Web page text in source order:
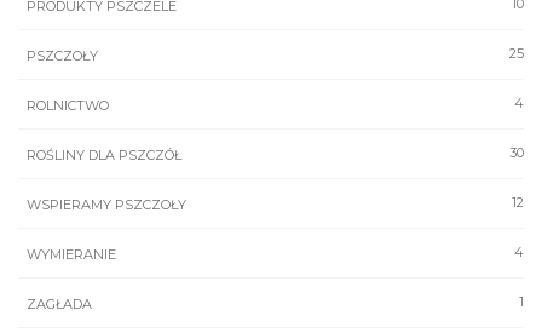
10
PRODUKTY PSZCZELE
25
PSZCZOŁY
4
ROLNICTWO
30
ROŚLINY DLA PSZCZÓŁ
12
WSPIERAMY PSZCZOŁY
4
WYMIERANIE
1
ZAGŁADA